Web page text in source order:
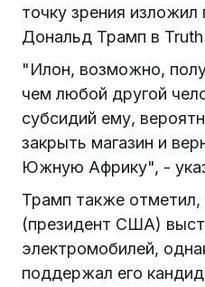
точку зрения
Дональд Трамп в
"Илон, возможно,
чем любой другой
субсидий ему,
закрыть магазин и
Южную Африку", -
Трамп также
(президент США)
электромобилей,
поддержал его